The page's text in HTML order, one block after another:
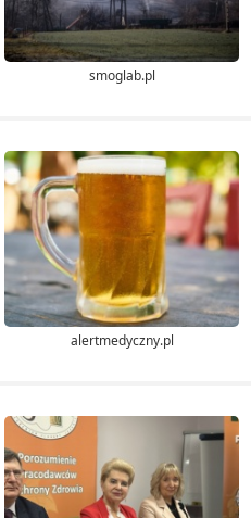
smoglab.pl
alertmedyczny.pl